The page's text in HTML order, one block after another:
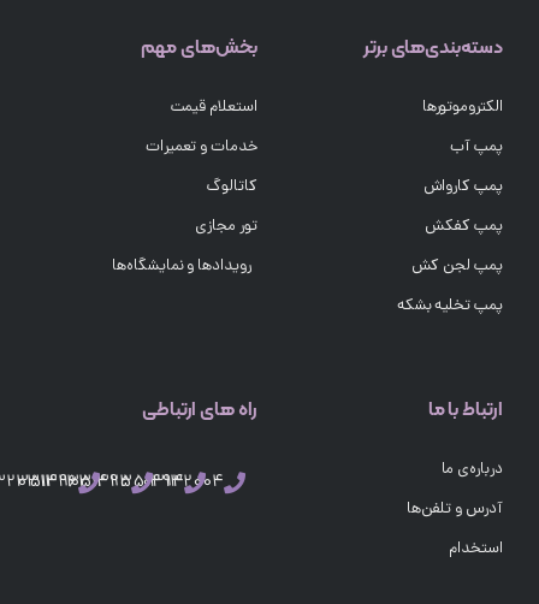
دسته‌بندی‌های برتر
الکتروموتورها
پمپ آب
پمپ کارواش
پمپ کفکش
پمپ لجن کش
پمپ تخلیه بشکه
بخش‌های مهم
استعلام قیمت
خدمات و تعمیرات
کاتالوگ
تور مجازی
رویدادها و نمایشگاه‌ها
ارتباط با ما
درباره‌ی ما
آدرس و تلفن‌ها
استخدام
راه های ارتباطی
03132004
03132351494
03132351495
03132351496